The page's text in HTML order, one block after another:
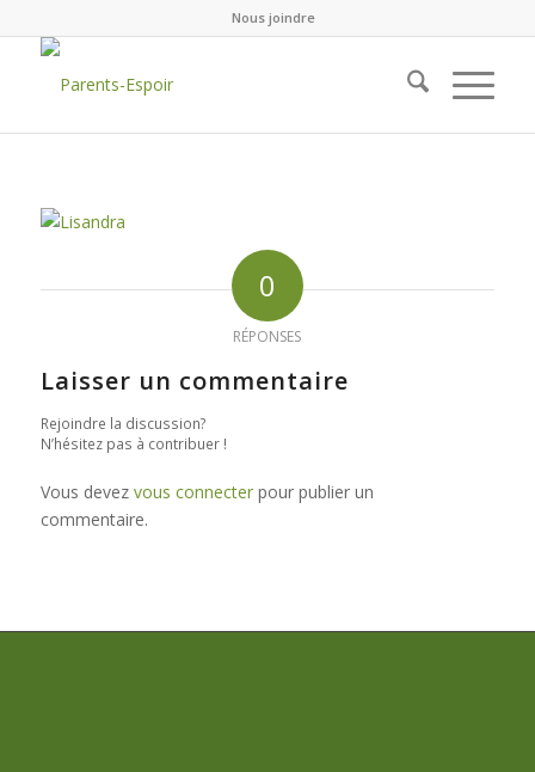
Nous joindre
0
RÉPONSES
Laisser un commentaire
Rejoindre la discussion?
N’hésitez pas à contribuer !
Vous devez vous connecterpour publier un
commentaire.